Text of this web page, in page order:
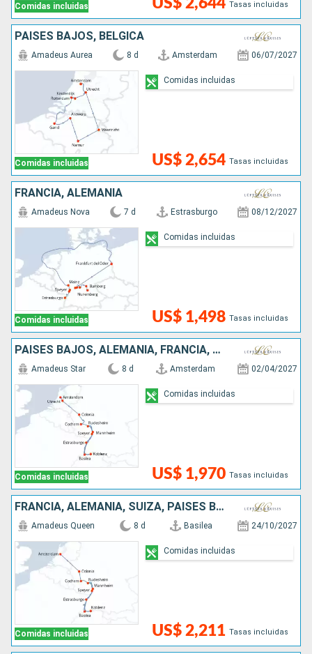
Comidas incluidas US$ 2,644 Tasas incluidas
PAISES BAJOS, BÉLGICA
Comidas incluidas
Amadeus Aurea 8 d Amsterdam 06/07/2027
US$ 2,654 Tasas incluidas
Comidas incluidas
FRANCIA, ALEMANIA
Comidas incluidas
Amadeus Nova 7 d Estrasburgo 08/12/2027
US$ 1,498 Tasas incluidas
Comidas incluidas
PAISES BAJOS, ALEMANIA, FRANCIA, SUIZA
Comidas incluidas
Amadeus Star 8 d Amsterdam 02/04/2027
US$ 1,970 Tasas incluidas
Comidas incluidas
FRANCIA, ALEMANIA, SUIZA, PAISES BAJOS
Comidas incluidas
Amadeus Queen 8 d Basilea 24/10/2027
US$ 2,211 Tasas incluidas
Comidas incluidas